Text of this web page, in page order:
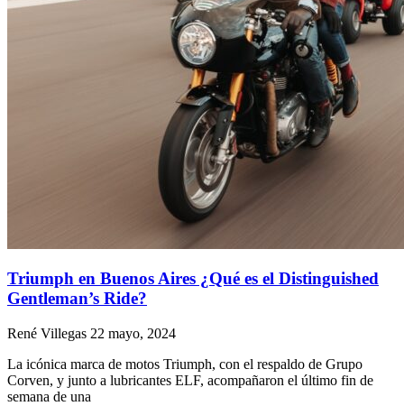
Triumph en Buenos Aires ¿Qué es el Distinguished
Gentleman’s Ride?
René Villegas 22 mayo, 2024
La icónica marca de motos Triumph, con el respaldo de Grupo
Corven, y junto a lubricantes ELF, acompañaron el último fin de
semana de una